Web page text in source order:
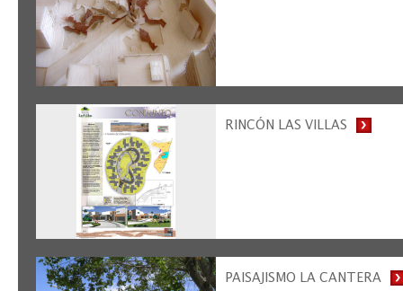
RINCÓN LAS VILLAS
PAISAJISMO LA CANTERA